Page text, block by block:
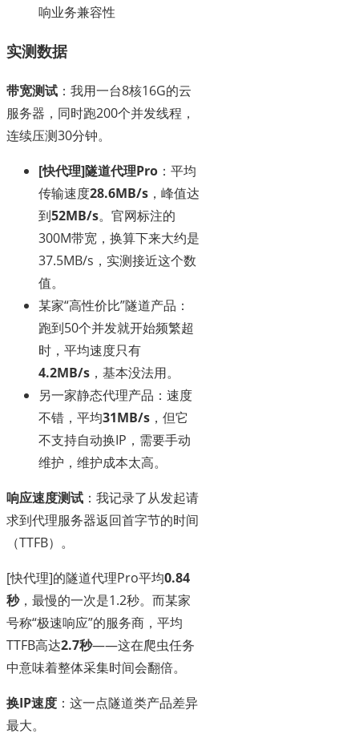
响业务兼容性
实测数据
带宽测试 ：我用一台8核16G的云
服务器，同时跑200个并发线程，
连续压测30分钟。
[快代理]隧道代理Pro ：平均
传输速度28.6MB/s ，峰值达
到52MB/s。官网标注的
300M带宽，换算下来大约是
37.5MB/s，实测接近这个数
值。
某家“高性价比”隧道产品：
跑到50个并发就开始频繁超
时，平均速度只有
4.2MB/s ，基本没法用。
另一家静态代理产品：速度
不错，平均31MB/s ，但它
不支持自动换IP，需要手动
维护，维护成本太高。
响应速度测试 ：我记录了从发起请
求到代理服务器返回首字节的时间
（TTFB）。
[快代理]的隧道代理Pro平均0.84
秒，最慢的一次是1.2秒。而某家
号称“极速响应”的服务商，平均
TTFB高达2.7秒——这在爬虫任务
中意味着整体采集时间会翻倍。
换IP速度 ：这一点隧道类产品差异
最大。